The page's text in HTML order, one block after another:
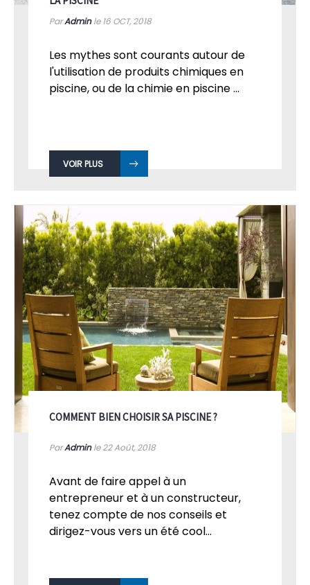
ParAdminle 16 OCT, 2018
Les mythes sont courants autour de
l'utilisation de produits chimiques en
piscine, ou de la chimie en piscine ...
VOIR PLUS
COMMENT BIEN CHOISIR SA PISCINE ?
ParAdminle 22Août, 2018
Avant de faire appel à un
entrepreneur et à un constructeur,
tenez compte de nos conseils et
dirigez-vous vers un été cool...